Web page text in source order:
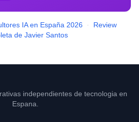
IA en España 2026 ·
Review
de Javier Santos
independientes de tecnologia en
Espana.